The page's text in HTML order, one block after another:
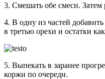
3. Смешать обе смеси. Затем
4. В одну из частей
в третью орехи и остатки
5. Выпекать в заранее
коржи по очереди.